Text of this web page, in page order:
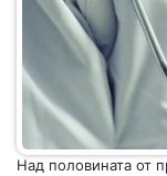
Над половината от